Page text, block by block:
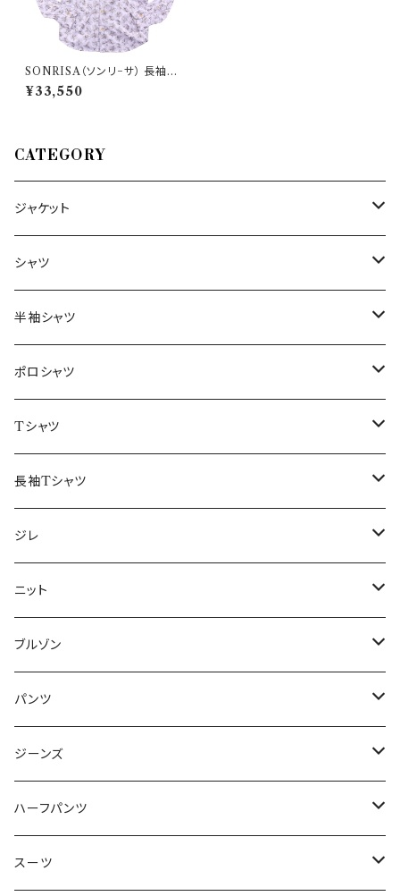
SONRISA（ソンリ−サ） 長袖シ
ャツ SA5572 34922
¥33,550
CATEGORY
ジャケット
～44/S
46/M
48/L
50/XL～
シャツ
～44/S
46/M
48/L
50/XL～
半袖シャツ
～44/S
46/M
48/L
50/XL～
ポロシャツ
～44/S
46/M
48/L
50/XL～
Tシャツ
～44/S
46/M
48/L
50/XL～
長袖Tシャツ
～44/S
46/M
48/L
50/XL～
ジレ
～44/S
46/M
48/L
50/XL～
ニット
～44/S
46/M
48/L
50/XL～
ブルゾン
～44/S
46/M
48/L
50/XL～
パンツ
～44/S
46/M
48/L
ジーンズ
～44/S
46/M
ハーフパンツ
～44/S
スーツ